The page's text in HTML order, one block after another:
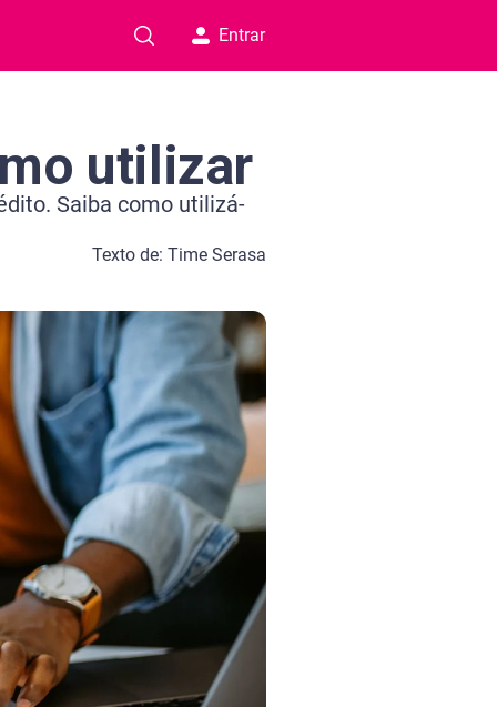
Entrar
utilizar
Saiba como utilizá-
Texto de: Time Serasa